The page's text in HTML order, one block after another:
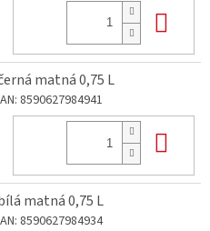
matná 0,75 L
8590627984941
matná 0,75 L
8590627984934